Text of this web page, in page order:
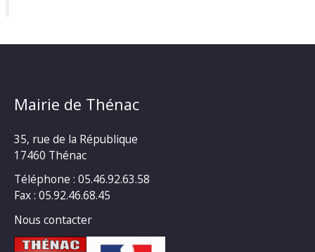
Mairie de Thénac
35, rue de la République
17460 Thénac
Téléphone : 05.46.92.63.58
Fax : 05.92.46.68.45
Nous contacter